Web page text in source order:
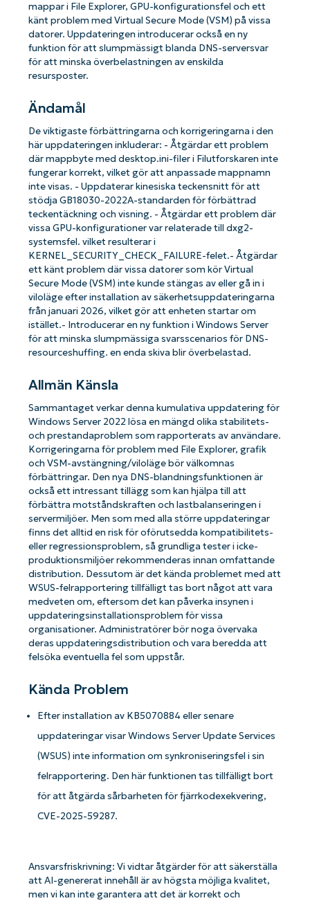
mappar i File Explorer, GPU-konfigurationsfel och ett
känt problem med Virtual Secure Mode (VSM) på vissa
datorer. Uppdateringen introducerar också en ny
funktion för att slumpmässigt blanda DNS-serversvar
för att minska överbelastningen av enskilda
resursposter.
Ändamål
De viktigaste förbättringarna och korrigeringarna i den
här uppdateringen inkluderar: - Åtgärdar ett problem
där mappbyte med desktop.ini-filer i Filutforskaren inte
fungerar korrekt, vilket gör att anpassade mappnamn
inte visas. - Uppdaterar kinesiska teckensnitt för att
stödja GB18030-2022A-standarden för förbättrad
teckentäckning och visning. - Åtgärdar ett problem där
vissa GPU-konfigurationer var relaterade till dxg2-
systemsfel. vilket resulterar i
KERNEL_SECURITY_CHECK_FAILURE-felet.- Åtgärdar
ett känt problem där vissa datorer som kör Virtual
Secure Mode (VSM) inte kunde stängas av eller gå in i
viloläge efter installation av säkerhetsuppdateringarna
från januari 2026, vilket gör att enheten startar om
istället.- Introducerar en ny funktion i Windows Server
för att minska slumpmässiga svarsscenarios för DNS-
resourceshuffing. en enda skiva blir överbelastad.
Allmän Känsla
Sammantaget verkar denna kumulativa uppdatering för
Windows Server 2022 lösa en mängd olika stabilitets-
och prestandaproblem som rapporterats av användare.
Korrigeringarna för problem med File Explorer, grafik
och VSM-avstängning/viloläge bör välkomnas
förbättringar. Den nya DNS-blandningsfunktionen är
också ett intressant tillägg som kan hjälpa till att
förbättra motståndskraften och lastbalanseringen i
servermiljöer. Men som med alla större uppdateringar
finns det alltid en risk för oförutsedda kompatibilitets-
eller regressionsproblem, så grundliga tester i icke-
produktionsmiljöer rekommenderas innan omfattande
distribution. Dessutom är det kända problemet med att
WSUS-felrapportering tillfälligt tas bort något att vara
medveten om, eftersom det kan påverka insynen i
uppdateringsinstallationsproblem för vissa
organisationer. Administratörer bör noga övervaka
deras uppdateringsdistribution och vara beredda att
felsöka eventuella fel som uppstår.
Kända Problem
Efter installation av KB5070884 eller senare
uppdateringar visar Windows Server Update Services
(WSUS) inte information om synkroniseringsfel i sin
felrapportering. Den här funktionen tas tillfälligt bort
för att åtgärda sårbarheten för fjärrkodexekvering,
CVE-2025-59287.
Ansvarsfriskrivning: Vi vidtar åtgärder för att säkerställa
att AI-genererat innehåll är av högsta möjliga kvalitet,
men vi kan inte garantera att det är korrekt och